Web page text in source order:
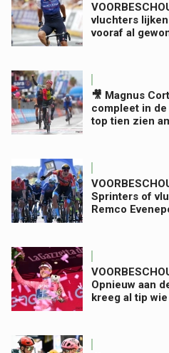
vluchters
vooraf al
🎥 Magnus
compleet in
top tien zien
Sprinters of
Remco
Opnieuw aan
kreeg al tip